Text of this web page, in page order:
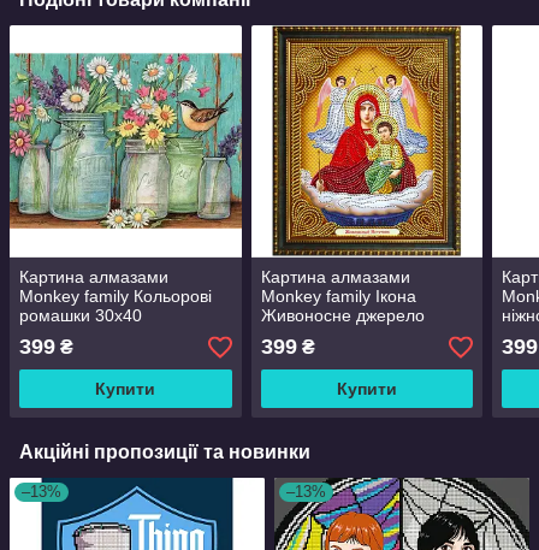
Картина алмазами
Monkey family Кольорові
ромашки 30x40
(карт-000047)
399 ₴
Купити
Картина алмазами
Monkey family Ікона
Живоносне джерело
40x30 (карт-006040)
399₴
Купити
399
Акційні пропозиції та новинки
–13% –13%